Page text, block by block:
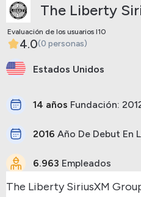
The Liberty
Evaluación de los usuarios I10
4.0(0 personas)
Estados Unidos
14 años Fundación:
2016 Año De Debut En
6.963 Empleados
The Liberty SiriusXM